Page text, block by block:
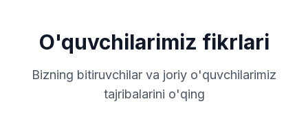
O'quvchilarimiz fikrlari
Bizning bitiruvchilar va joriy o'quvchilarimiz
tajribalarini o'qing